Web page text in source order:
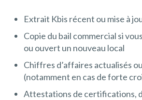
Extrait Kbis récent ou mise à
Copie du bail commercial si
ou ouvert un nouveau local
Chiffres d’affaires actualisés
(notamment en cas de forte
Attestations de certifications,